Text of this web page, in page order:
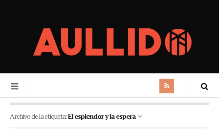
Archivo de la etiqueta:El esplendor y la espera